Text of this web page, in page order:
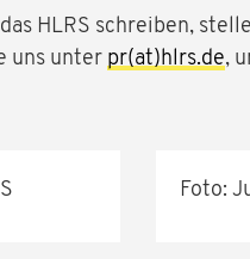
HLRS schreiben,
uns unter pr(at)hlrs.de,
Foto: